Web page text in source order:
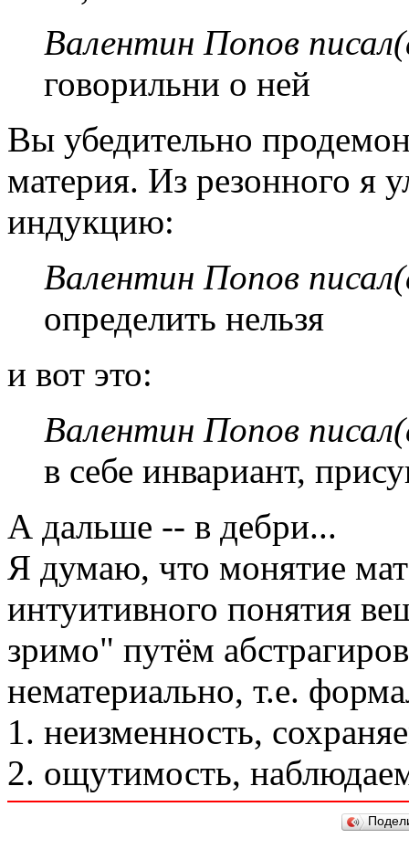
Валентин Попов
говорильни о ней
Вы убедительно
материя. Из резонного я
индукцию:
Валентин Попов
определить нельзя
и вот это:
Валентин Попов
в себе инвариант,
А дальше -- в дебри...
Я думаю, что монятие
интуитивного понятия
зримо" путём
нематериально, т.е.
1. неизменность,
2. ощутимость,